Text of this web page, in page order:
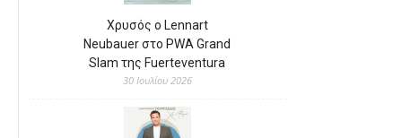
Χρυσός ο Lennart
Neubauer στο PWA Grand
Slam της Fuerteventura
30 Ιουλίου 2026